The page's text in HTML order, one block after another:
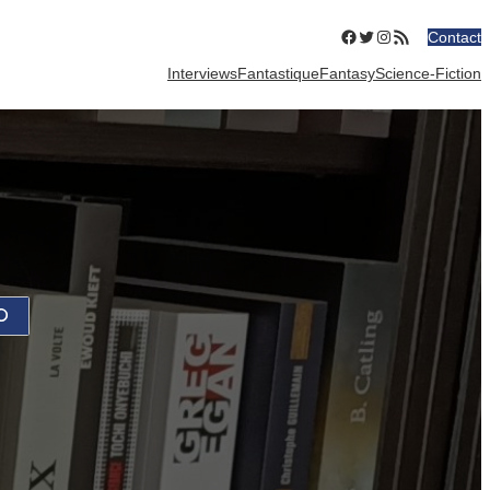
Facebook
Twitter
Instagram
Flux RSSContact
InterviewsFantastiqueFantasyScience-Fiction